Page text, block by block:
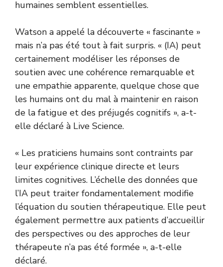
humaines semblent essentielles.
Watson a appelé la découverte « fascinante »
mais n’a pas été tout à fait surpris. « (IA) peut
certainement modéliser les réponses de
soutien avec une cohérence remarquable et
une empathie apparente, quelque chose que
les humains ont du mal à maintenir en raison
de la fatigue et des préjugés cognitifs », a-t-
elle déclaré à Live Science.
« Les praticiens humains sont contraints par
leur expérience clinique directe et leurs
limites cognitives. L’échelle des données que
l’IA peut traiter fondamentalement modifie
l’équation du soutien thérapeutique. Elle peut
également permettre aux patients d’accueillir
des perspectives ou des approches de leur
thérapeute n’a pas été formée », a-t-elle
déclaré.